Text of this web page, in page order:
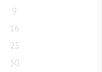
9
16
23
30